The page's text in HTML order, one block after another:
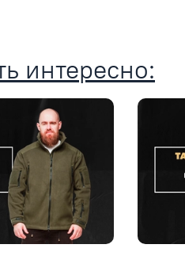
интересно: